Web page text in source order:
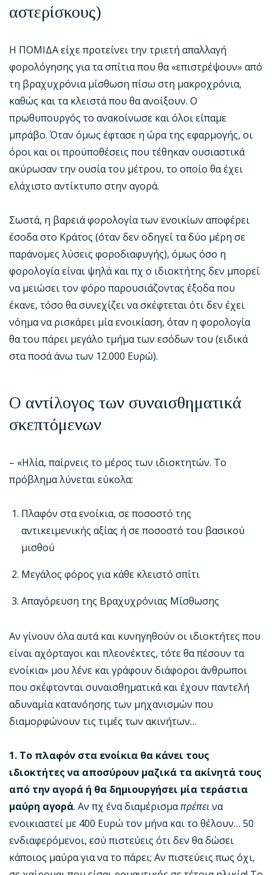
αστερίσκους)
Η ΠΟΜΙΔΑ είχε προτείνει την τριετή απαλλαγή
φορολόγησης για τα σπίτια που θα «επιστρέψουν» από
τη βραχυχρόνια μίσθωση πίσω στη μακροχρόνια,
καθώς και τα κλειστά που θα ανοίξουν. Ο
πρωθυπουργός το ανακοίνωσε και όλοι είπαμε
μπράβο. Όταν όμως έφτασε η ώρα της εφαρμογής, οι
όροι και οι προϋποθέσεις που τέθηκαν ουσιαστικά
ακύρωσαν την ουσία του μέτρου, το οποίο θα έχει
ελάχιστο αντίκτυπο στην αγορά.
Σωστά, η βαρειά φορολογία των ενοικίων αποφέρει
έσοδα στο Κράτος (όταν δεν οδηγεί τα δύο μέρη σε
παράνομες λύσεις φοροδιαφυγής), όμως όσο η
φορολογία είναι ψηλά και πχ ο ιδιοκτήτης δεν μπορεί
να μειώσει τον φόρο παρουσιάζοντας έξοδα που
έκανε, τόσο θα συνεχίζει να σκέφτεται ότι δεν έχει
νόημα να ρισκάρει μία ενοικίαση, όταν η φορολογία
θα του πάρει μεγάλο τμήμα των εσόδων του (ειδικά
στα ποσά άνω των 12.000 Ευρώ).
Ο αντίλογος των συναισθηματικά
σκεπτόμενων
– «Ηλία, παίρνεις το μέρος των ιδιοκτητών. Το
πρόβλημα λύνεται εύκολα:
Πλαφόν στα ενοίκια, σε ποσοστό της
αντικειμενικής αξίας ή σε ποσοστό του βασικού
μισθού
Μεγάλος φόρος για κάθε κλειστό σπίτι
Απαγόρευση της Βραχυχρόνιας Μίσθωσης
Αν γίνουν όλα αυτά και κυνηγηθούν οι ιδιοκτήτες που
είναι αχόρταγοι και πλεονέκτες, τότε θα πέσουν τα
ενοίκια» μου λένε και γράφουν διάφοροι άνθρωποι
που σκέφτονται συναισθηματικά και έχουν παντελή
αδυναμία κατανόησης των μηχανισμών που
διαμορφώνουν τις τιμές των ακινήτων…
1. Το πλαφόν στα ενοίκια θα κάνει τους
ιδιοκτήτες να αποσύρουν μαζικά τα ακίνητά τους
από την αγορά ή θα δημιουργήσει μία τεράστια
μαύρη αγορά. Αν πχ ένα διαμέρισμαπρέπει να
ενοικιαστεί με 400 Ευρώ τον μήνα και το θέλουν… 50
ενδιαφερόμενοι, εσύ πιστεύεις ότι δεν θα δώσει
κάποιος μαύρα για να το πάρει; Αν πιστεύεις πως όχι,